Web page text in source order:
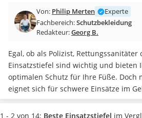
Split-Klimaanlage 2 Innengeräte
Pelletofen
Bohrmaschine
Fliesenschneider
Hochdruckreiniger
Doppelschleifer
Überwachungskamera
Benzinrasenmäher mit Elektrostart
Akku-Laubsauger
Von: Philip Merten
Experte
Fachbereich:Schutzbekleidung
Redakteur:Georg B.
Egal, ob als Polizist, Rettungssanitäter
Einsatzstiefel sind wichtig und bieten
optimalen Schutz für Ihre Füße. Doch
eignet sich für schwere Einsätze im
Wählen Sie daher jetztein gut
Paaraus unserer Test- oder
1 - 2 von 14: Beste Einsatzstiefel im